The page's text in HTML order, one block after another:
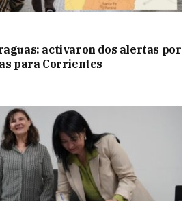
activaron dos alertas por
para Corrientes